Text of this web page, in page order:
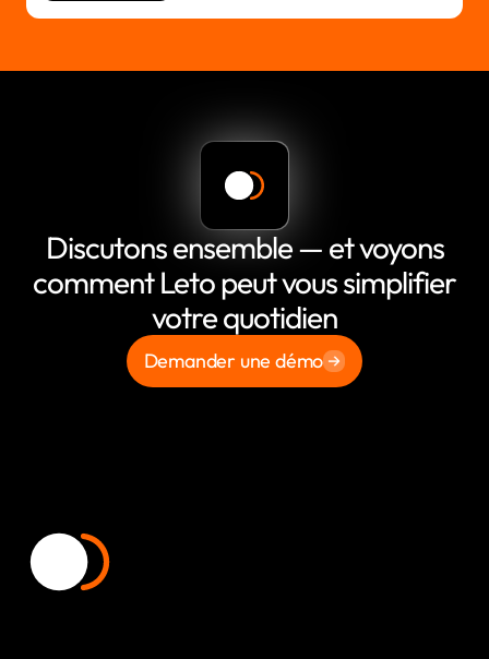
Discutons ensemble — et voyons
comment Leto peut vous simplifier
votre quotidien
Demander une démo